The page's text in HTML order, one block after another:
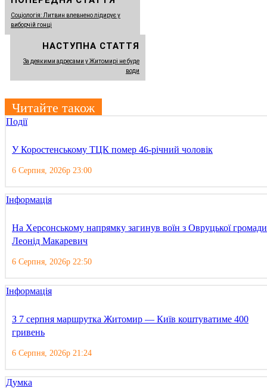
Соціологія: Литвин впевнено лідирує у
виборчій гонці
НАСТУПНА СТАТТЯ
За деякими адресами у Житомирі не буде
води
Читайте також
Події
У Коростенському ТЦК помер 46-річний чоловік
6 Серпня, 2026р 23:00
Інформація
На Херсонському напрямку загинув воїн з Овруцької громади
Леонід Макаревич
6 Серпня, 2026р 22:50
Інформація
З 7 серпня маршрутка Житомир — Київ коштуватиме 400
гривень
6 Серпня, 2026р 21:24
Думка